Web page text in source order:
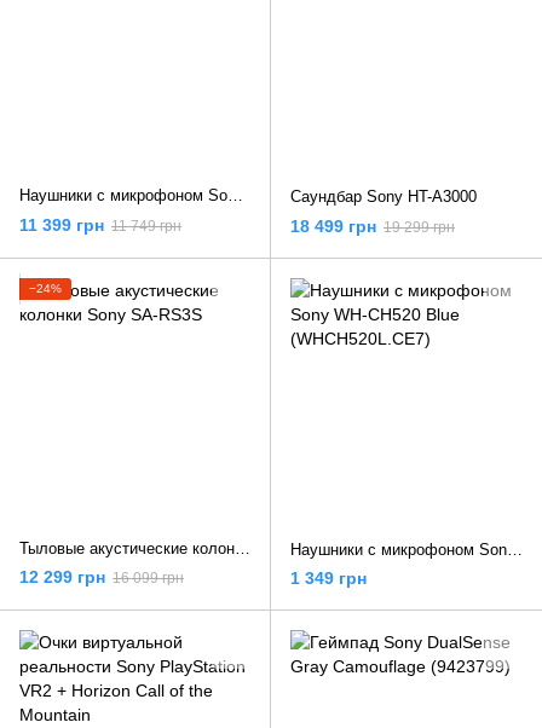
Наушники с микрофоном Sony WH-1000XM5 Black (WH1000XM5B.CE7)
11 399 грн 11 749 грн
Саундбар Sony HT-A3000
18 499 грн 19 299 грн
−24%
12 299 грн 16 099 грн 1 349 грн